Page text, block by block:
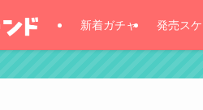
新着ガチャ 発売ス